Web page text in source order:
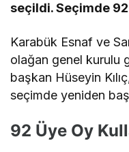
seçildi. Seçimde
Karabük Esnaf ve
olağan genel kurulu
başkan Hüseyin
seçimde yeniden
92 Üye Oy